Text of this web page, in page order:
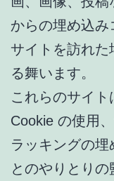
からの埋め込
サイトを訪れ
る舞います。
これらのサイト
Cookie の使用
ラッキングの
とのやりとりの